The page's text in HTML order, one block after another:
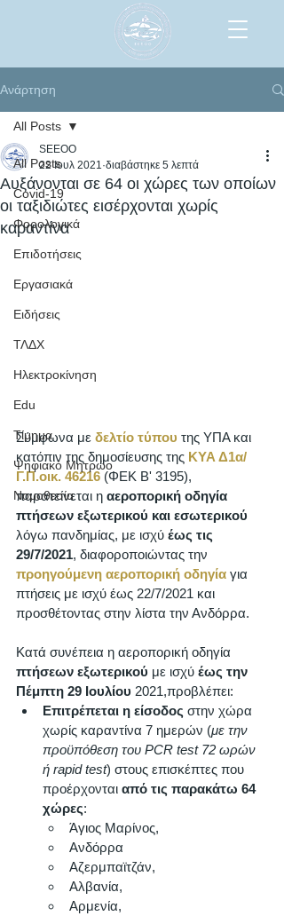
Ανάρτηση
All Posts
Covid-19
Φορολογικά
Επιδοτήσεις
Εργασιακά
Ειδήσεις
ΤΛΔΧ
Ηλεκτροκίνηση
Edu
Τίμημα
Ψηφιακό Μητρώο
Νομοθεσία
All Posts
Αυξάνονται σε 64 οι χώρες των οποίων
οι ταξιδιώτες εισέρχονται χωρίς
καραντίνα
SEEOO
22 Ιουλ 2021 διαβάστηκε 5 λεπτά
Σύμφωνα με δελτίο τύπου της ΥΠΑ και
κατόπιν της δημοσίευσης της ΚΥΑ Δ1α/
Γ.Π.οικ. 46216 (ΦΕΚ Β' 3195),
παρατείνεται η αεροπορική οδηγία
πτήσεων εξωτερικού και εσωτερικού
λόγω πανδημίας, με ισχύ έως τις
29/7/2021, διαφοροποιώντας την
προηγούμενη αεροπορική οδηγία για
πτήσεις με ισχύ έως 22/7/2021 και
προσθέτοντας στην λίστα την Ανδόρρα.
Κατά συνέπεια η αεροπορική οδηγία
πτήσεων εξωτερικού με ισχύ έως την
Πέμπτη 29 Ιουλίου 2021,προβλέπει:
Επιτρέπεται η είσοδος στην χώρα
χωρίς καραντίνα 7 ημερών (με την
προϋπόθεση του PCR test 72 ωρών
ή rapid test) στους επισκέπτες που
προέρχονται από τις παρακάτω 64
χώρες:
Άγιος Μαρίνος,
Ανδόρρα
Αζερμπαϊτζάν,
Αλβανία,
Αρμενία,